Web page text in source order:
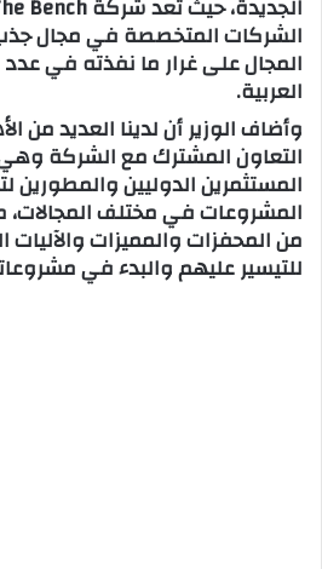
الشركات المتخصصة في مجال
المجال على غرار ما نفذته في
العربية.
وأضاف الوزير أن لدينا العديد من
التعاون المشترك مع الشركة
المستثمرين الدوليين والمطورين
المشروعات في مختلف المجالات،
من المحفزات والمميزات
للتيسير عليهم والبدء في